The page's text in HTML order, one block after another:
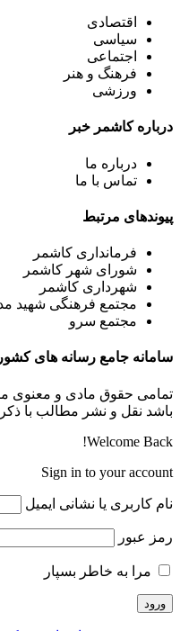
اقتصادی
سیاسی
اجتماعی
فرهنگ و هنر
ورزشی
درباره کاشمر خبر
درباره ما
تماس با ما
پیوندهای مرتبط
فرمانداری کاشمر
شورای شهر کاشمر
شهرداری کاشمر
مجتمع فرهنگی شهید
مجتمع سرو
سامانه جامع رسانه های کشور
تمامی حقوق مادی و معنوی
باشد نقل و نشر مطالب با ذکر
Welcome Back!
Sign in to your account
نام کاربری یا نشانی ایمیل
رمز عبور
مرا به خاطر بسپار